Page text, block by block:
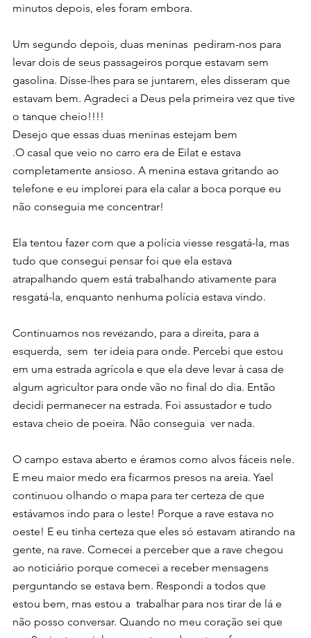
minutos depois, eles foram embora.
Um segundo depois, duas meninas  pediram-nos para
levar dois de seus passageiros porque estavam sem
gasolina. Disse-lhes para se juntarem, eles disseram que
estavam bem. Agradeci a Deus pela primeira vez que tive
o tanque cheio!!!!
Desejo que essas duas meninas estejam bem
.O casal que veio no carro era de Eilat e estava
completamente ansioso. A menina estava gritando ao
telefone e eu implorei para ela calar a boca porque eu
não conseguia me concentrar!
Ela tentou fazer com que a polícia viesse resgatá-la, mas
tudo que consegui pensar foi que ela estava
atrapalhando quem está trabalhando ativamente para
resgatá-la, enquanto nenhuma polícia estava vindo.
Continuamos nos revezando, para a direita, para a
esquerda,  sem  ter ideia para onde. Percebi que estou
em uma estrada agrícola e que ela deve levar à casa de
algum agricultor para onde vão no final do dia. Então
decidi permanecer na estrada. Foi assustador e tudo
estava cheio de poeira. Não conseguia  ver nada.
O campo estava aberto e éramos como alvos fáceis nele.
E meu maior medo era ficarmos presos na areia. Yael
continuou olhando o mapa para ter certeza de que
estávamos indo para o leste! Porque a rave estava no
oeste! E eu tinha certeza que eles só estavam atirando na
gente, na rave. Comecei a perceber que a rave chegou
ao noticiário porque comecei a receber mensagens
perguntando se estava bem. Respondi a todos que
estou bem, mas estou a  trabalhar para nos tirar de lá e
não posso conversar. Quando no meu coração sei que